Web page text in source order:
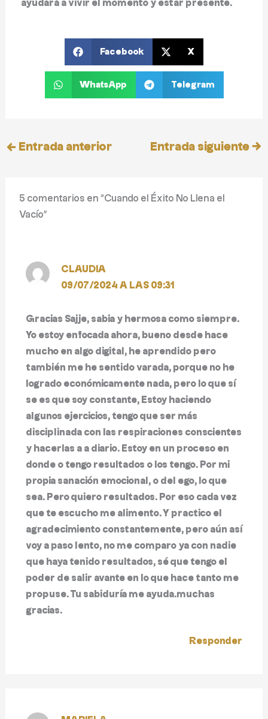
ayudará a vivir el momento y estar presente.
Facebook X
WhatsApp Telegram
← Entrada anterior Entrada siguiente→
5 comentarios en “Cuando el Éxito No Llena el
Vacío”
CLAUDIA
09/07/2024 A LAS 09:31
Gracias Sajje, sabia y hermosa como siempre.
Yo estoy enfocada ahora, bueno desde hace
mucho en algo digital, he aprendido pero
también me he sentido varada, porque no he
logrado económicamente nada, pero lo que sí
se es que soy constante, Estoy haciendo
algunos ejercicios, tengo que ser más
disciplinada con las respiraciones conscientes
y hacerlas a a diario. Estoy en un proceso en
donde o tengo resultados o los tengo. Por mi
propia sanación emocional, o del ego, lo que
sea. Pero quiero resultados. Por eso cada vez
que te escucho me alimento. Y practico el
agradecimiento constantemente, pero aún así
voy a paso lento, no me comparo ya con nadie
que haya tenido resultados, sé que tengo el
poder de salir avante en lo que hace tanto me
propuse. Tu sabiduría me ayuda.muchas
gracias.
Responder